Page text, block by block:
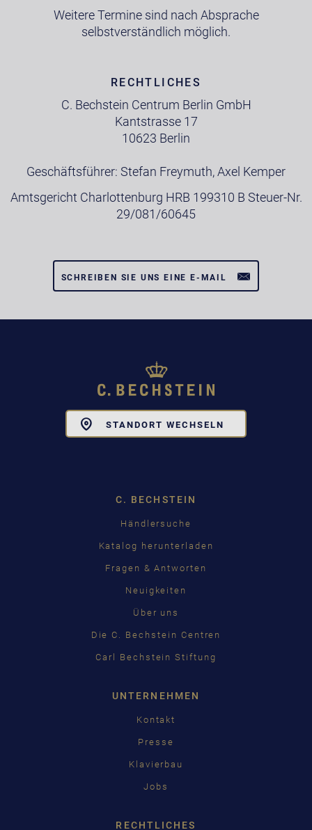
Weitere Termine sind nach Absprache
selbstverständlich möglich.
RECHTLICHES
C. Bechstein Centrum Berlin GmbH
Kantstrasse 17
10623 Berlin
Geschäftsführer: Stefan Freymuth, Axel Kemper
Amtsgericht Charlottenburg HRB 199310 B Steuer-Nr.
29/081/60645
SCHREIBEN SIE UNS EINE E-MAIL
STANDORT WECHSELN
C. BECHSTEIN
Händlersuche
Katalog herunterladen
Fragen & Antworten
Neuigkeiten
Über uns
Die C. Bechstein Centren
Carl Bechstein Stiftung
UNTERNEHMEN
Kontakt
Presse
Klavierbau
Jobs
RECHTLICHES